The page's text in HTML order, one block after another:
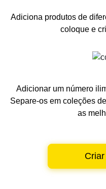
Adiciona produtos de
coloque e
Adicionar um número
Separe-os em coleções
as